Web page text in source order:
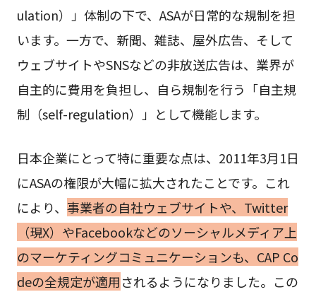
ulation）」体制の下で、ASAが日常的な規制を担
います。一方で、新聞、雑誌、屋外広告、そして
ウェブサイトやSNSなどの非放送広告は、業界が
自主的に費用を負担し、自ら規制を行う「自主規
制（self-regulation）」として機能します。
日本企業にとって特に重要な点は、2011年3月1日
にASAの権限が大幅に拡大されたことです。これ
により、 事業者の自社ウェブサイトや、Twitter
（現X）やFacebookなどのソーシャルメディア上
のマーケティングコミュニケーションも、CAP Co
deの全規定が適用されるようになりました。この